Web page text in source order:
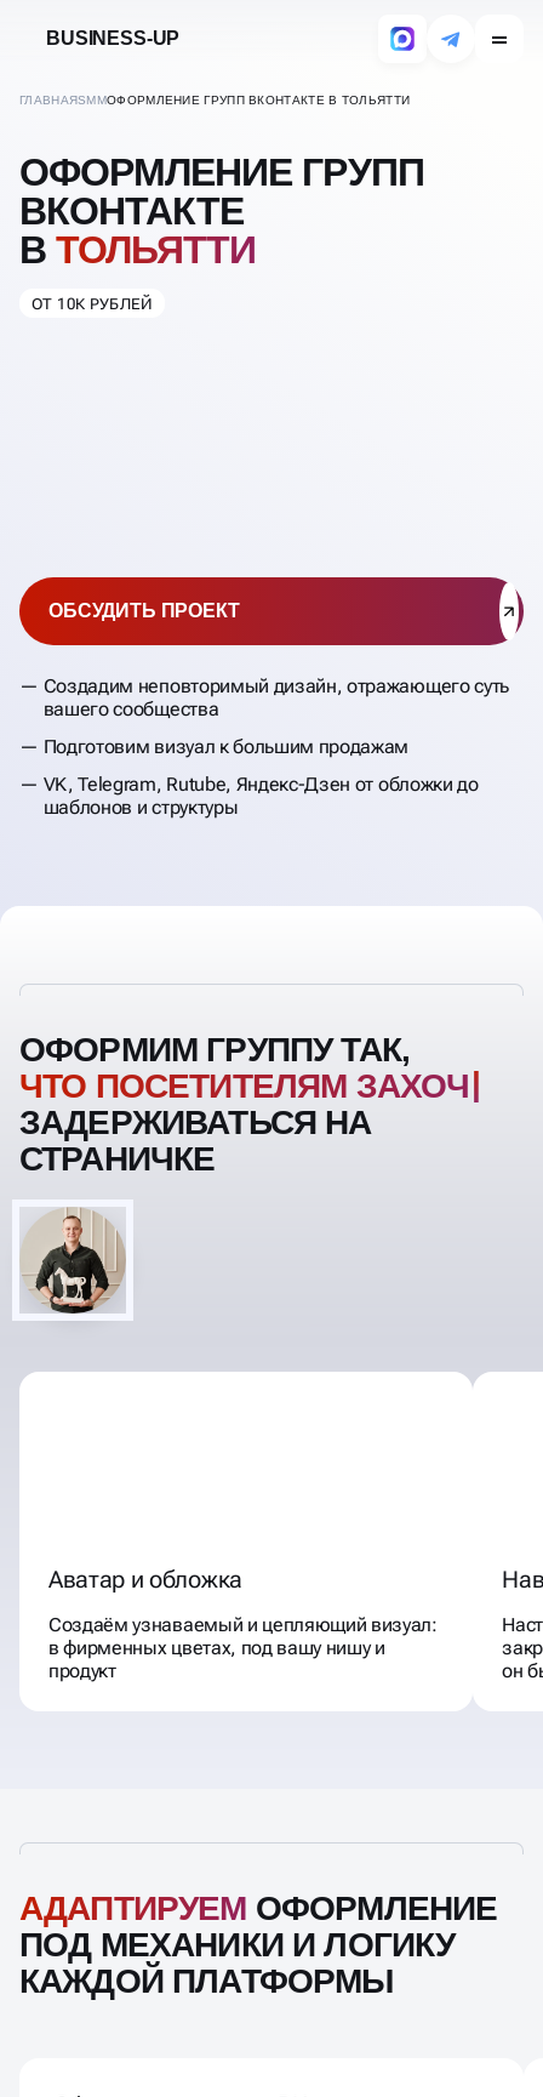
BUSINESS-UP
ГЛАВНАЯSMMОФОРМЛЕНИЕ ГРУПП ВКОНТАКТЕ В ТОЛЬЯТТИ
ОФОРМЛЕНИЕ ГРУПП
ВКОНТАКТЕ
ВТОЛЬЯТТИ
ОТ 10К РУБЛЕЙ
Создадим неповторимый дизайн, отражающего суть
вашего сообщества
Подготовим визуал к большим продажам
VK, Telegram, Rutube, Яндекс-Дзен от обложки до
шаблонов и структуры
ОБСУДИТЬ ПРОЕКТ
ОФОРМИМ ГРУППУ ТАК,
ЧТО
ПОСЕТИТЕЛЯМ ЗАХОЧЕТСЯ
ЗАДЕРЖИВАТЬСЯ НА
СТРАНИЧКЕ
Аватар и обложка
Создаём узнаваемый и цепляющий визуал:
в фирменных цветах, под вашу нишу и
АДАПТИРУЕМОФОРМЛЕНИЕ
ПОД МЕХАНИКИ И ЛОГИКУ